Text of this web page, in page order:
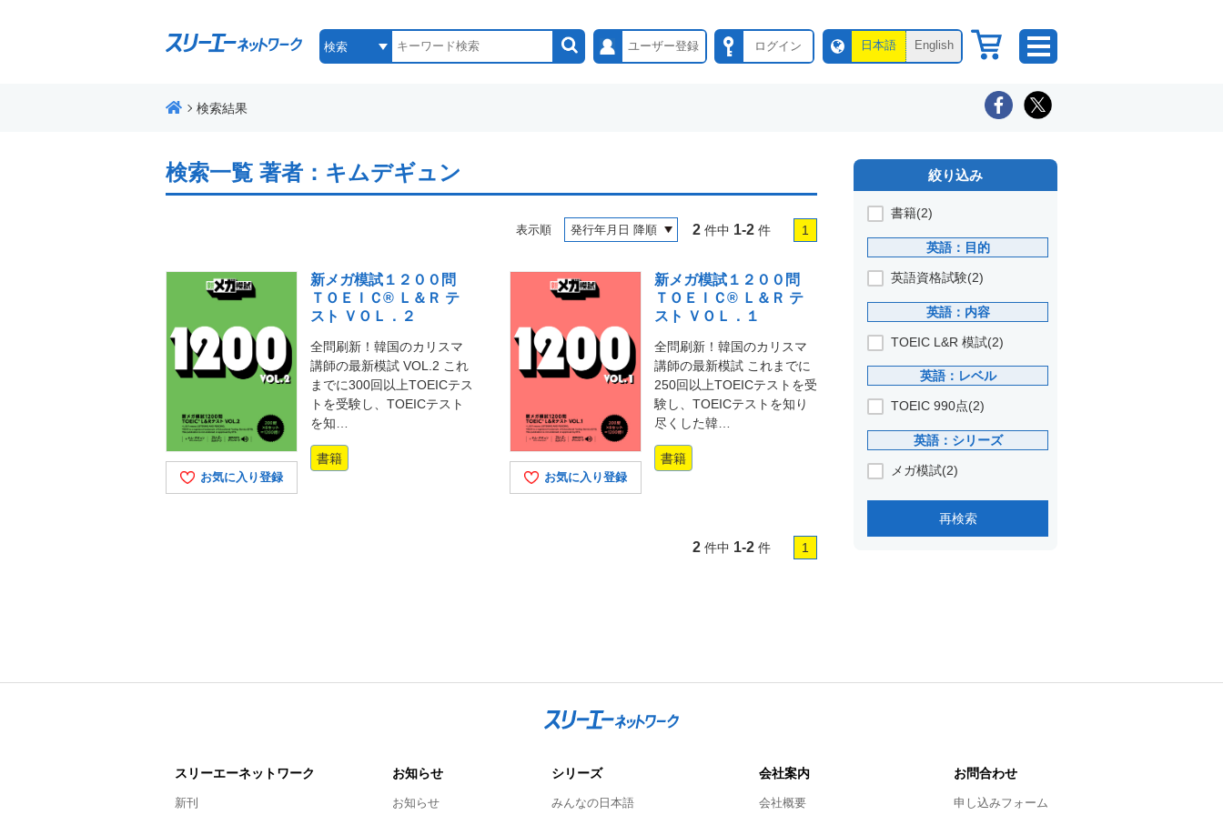
ユーザー登録 ログイン 日本語 English
検索結果
検索一覧 著者：キムデギュン
表示順 2 件中 1-2 件 1
お気に入り登録
新メガ模試１２００問
ＴＯＥＩＣ® Ｌ＆Ｒ テ
スト ＶＯＬ．２
全問刷新！韓国のカリスマ
講師の最新模試 VOL.2 これ
までに300回以上TOEICテス
トを受験し、TOEICテスト
を知…
書籍
お気に入り登録
新メガ模試１２００問
ＴＯＥＩＣ® Ｌ＆Ｒ テ
スト ＶＯＬ．１
全問刷新！韓国のカリスマ
講師の最新模試 これまでに
250回以上TOEICテストを受
験し、TOEICテストを知り
尽くした韓…
書籍
2 件中 1-2 件 1
絞り込み
書籍(2)
英語：目的
英語資格試験(2)
英語：内容
TOEIC L&R 模試(2)
英語：レベル
TOEIC 990点(2)
英語：シリーズ
メガ模試(2)
スリーエーネットワーク
新刊
お知らせ
お知らせ
シリーズ
みんなの日本語
会社案内
会社概要
お問合わせ
申し込みフォーム